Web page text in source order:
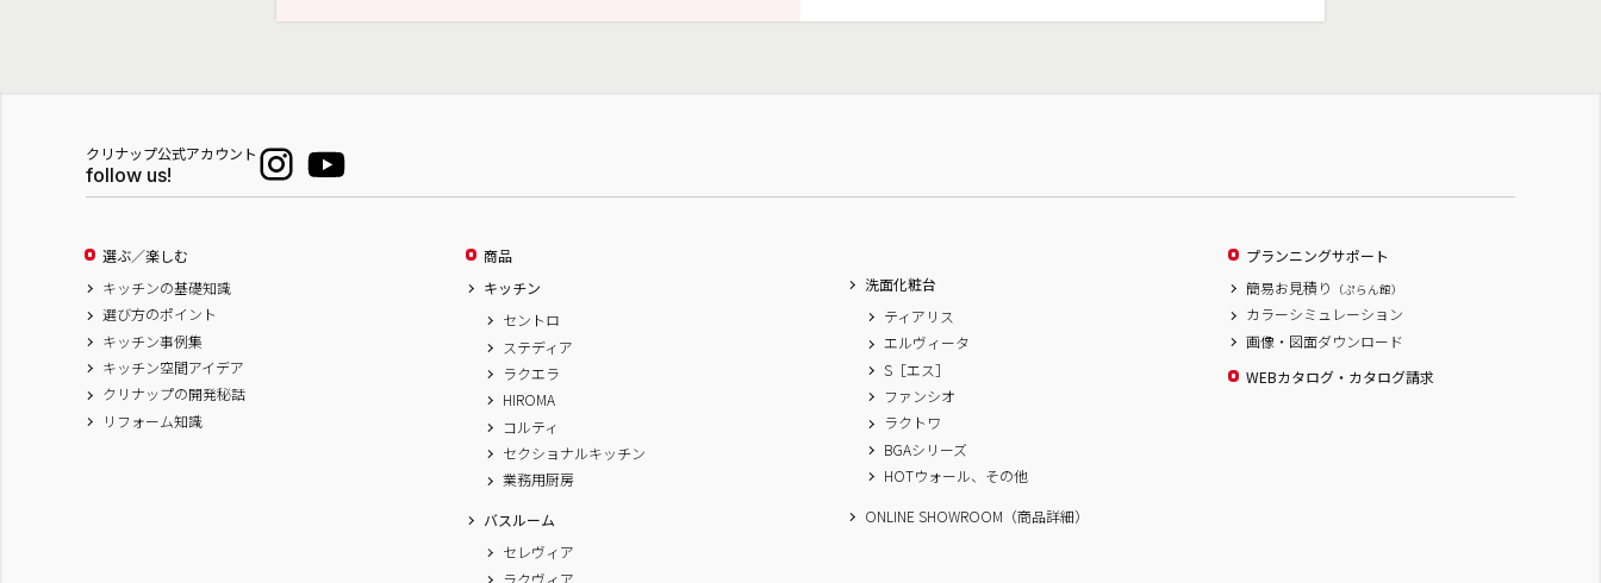
クリナップ公式アカウント
follow us!
選ぶ／楽しむ
キッチンの基礎知識
選び方のポイント
キッチン事例集
キッチン空間アイデア
クリナップの開発秘話
リフォーム知識
商品
キッチン
セントロ
ステディア
ラクエラ
HIROMA
コルティ
セクショナルキッチン
業務用厨房
バスルーム
セレヴィア
ラクヴィア
洗面化粧台
ティアリス
エルヴィータ
S［エス］
ファンシオ
ラクトワ
BGAシリーズ
HOTウォール、その他
ONLINE SHOWROOM（商品詳細）
プランニングサポート
簡易お見積り
（ぷらん館）
カラーシミュレーション
画像・図面ダウンロード
WEBカタログ・カタログ請求